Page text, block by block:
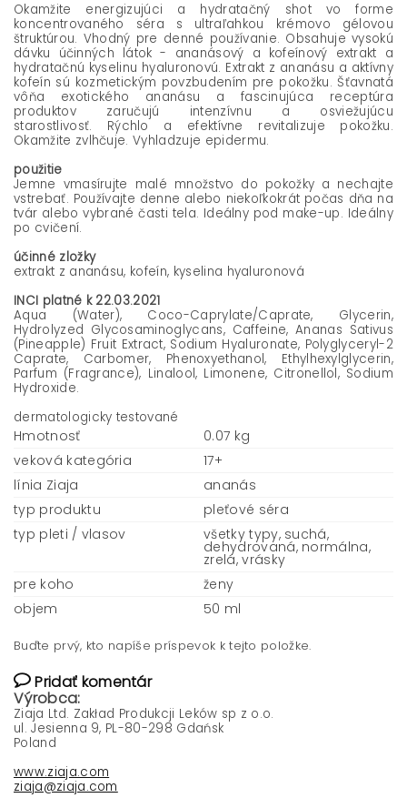
Okamžite energizujúci a hydratačný shot vo forme
koncentrovaného séra s ultraľahkou krémovo gélovou
štruktúrou. Vhodný pre denné používanie. Obsahuje vysokú
dávku účinných látok - ananásový a kofeínový extrakt a
hydratačnú kyselinu hyaluronovú. Extrakt z ananásu a aktívny
kofeín sú kozmetickým povzbudením pre pokožku. Šťavnatá
vôňa exotického ananásu a fascinujúca receptúra
produktov zaručujú intenzívnu a osviežujúcu
starostlivosť. Rýchlo a efektívne revitalizuje pokožku.
Okamžite zvlhčuje. Vyhladzuje epidermu.
použitie
Jemne vmasírujte malé množstvo do pokožky a nechajte
vstrebať. Používajte denne alebo niekoľkokrát počas dňa na
tvár alebo vybrané časti tela. Ideálny pod make-up. Ideálny
po cvičení.
účinné zložky
extrakt z ananásu, kofeín, kyselina hyaluronová
INCI platné k 22.03.2021
Aqua (Water), Coco-Caprylate/Caprate, Glycerin,
Hydrolyzed Glycosaminoglycans, Caffeine, Ananas Sativus
(Pineapple) Fruit Extract, Sodium Hyaluronate, Polyglyceryl-2
Caprate, Carbomer, Phenoxyethanol, Ethylhexylglycerin,
Parfum (Fragrance), Linalool, Limonene, Citronellol, Sodium
Hydroxide.
dermatologicky testované
Hmotnosť
0.07 kg
veková kategória
17+
línia Ziaja
ananás
typ produktu
pleťové séra
typ pleti / vlasov
všetky typy, suchá,
dehydrovaná, normálna,
zrelá, vrásky
pre koho
ženy
objem
50 ml
Buďte prvý, kto napíše príspevok k tejto položke.
Pridať komentár
Výrobca:
Ziaja Ltd. Zakład Produkcji Leków sp z o.o.
ul. Jesienna 9, PL-80-298 Gdańsk
Poland
www.ziaja.com
ziaja@ziaja.com